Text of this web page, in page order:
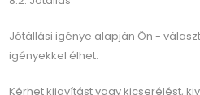
Jótállási igénye alapján Ön -
igényekkel élhet:
Kérhet kijavítást vagy kicserélést,